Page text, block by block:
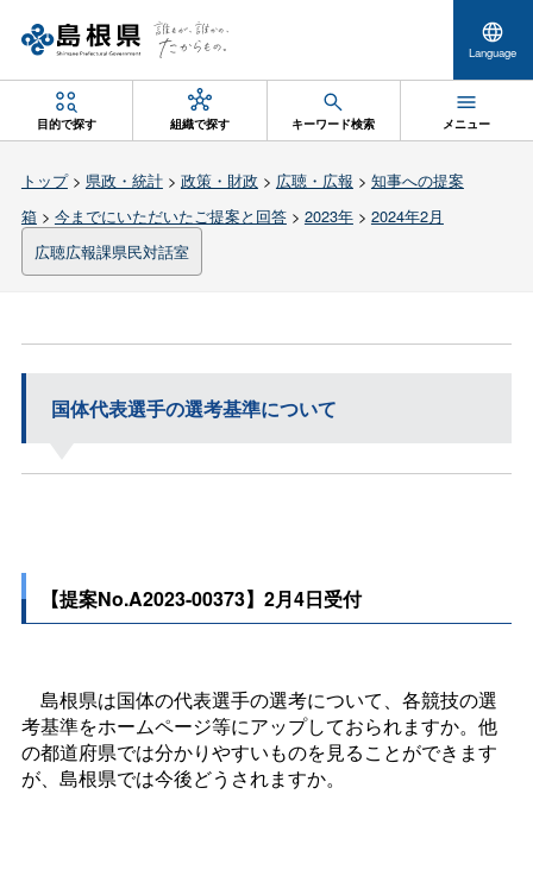
Language
目的で探す 組織で探す キーワード検索 メニュー
トップ> 県政・統計> 政策・財政 > 広聴・広報 > 知事への提案
箱> 今までにいただいたご提案と回答> 2023年> 2024年2月
広聴広報課県民対話室
国体代表選手の選考基準について
【提案No.A2023-00373】2月4日受付
島根県は国体の代表選手の選考について、各競技の選
考基準をホームページ等にアップしておられますか。他
の都道府県では分かりやすいものを見ることができます
が、島根県では今後どうされますか。